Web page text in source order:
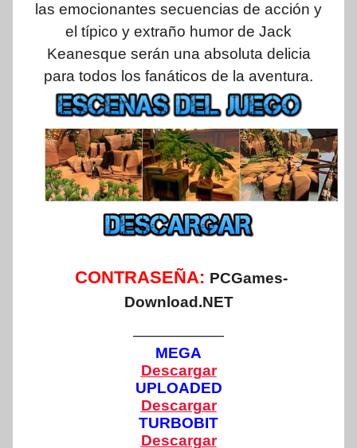
las emocionantes secuencias de acción y
el típico y extraño humor de Jack
Keanesque serán una absoluta delicia
para todos los fanáticos de la aventura.
CONTRASEÑA: PCGames-
Download.NET
——————
MEGA
Descargar
UPLOADED
Descargar
TURBOBIT
Descargar